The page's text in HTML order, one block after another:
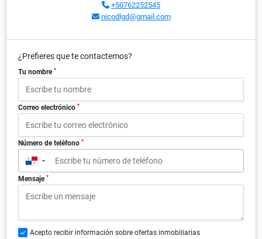
+50762252545
nicodlgd@gmail.com
¿Prefieres que te contactemos?
Tu nombre *
Correo electrónico *
Número de teléfono *
▼
Mensaje *
Acepto recibir información sobre ofertas inmobiliarias